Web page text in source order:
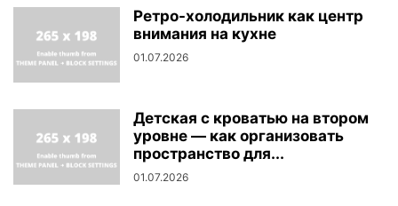
Ретро-холодильник как центр
внимания на кухне
01.07.2026
Детская с кроватью на втором
уровне — как организовать
пространство для...
01.07.2026